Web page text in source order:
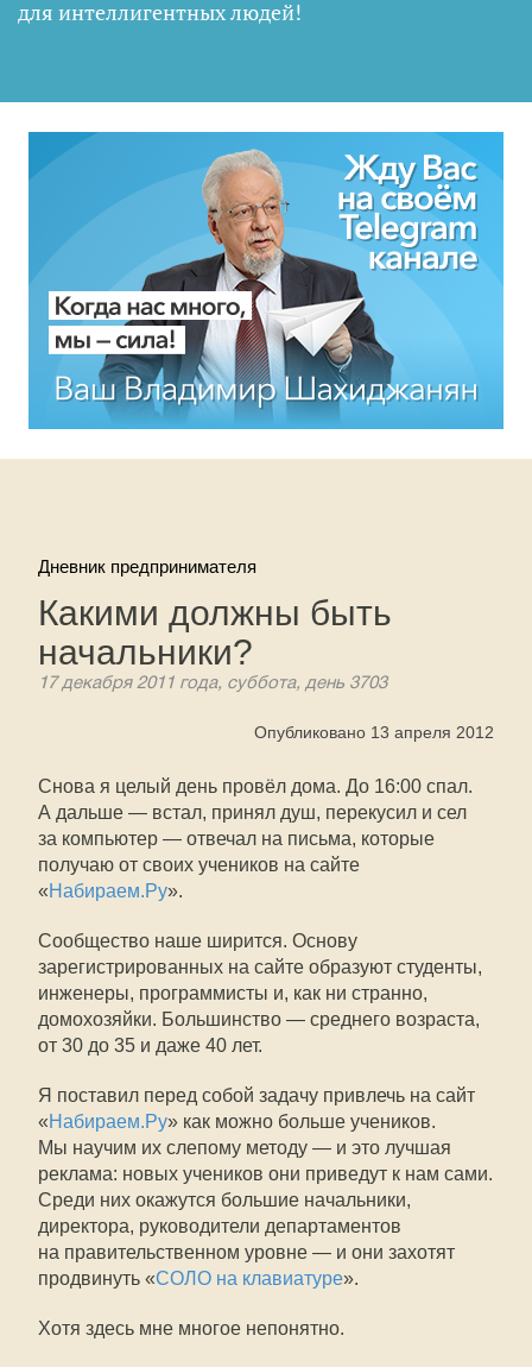
для интеллигентных людей!
Дневник предпринимателя
Какими должны быть
начальники?
17 декабря 2011 года, суббота, день 3703
Опубликовано 13 апреля 2012
Снова я целый день провёл дома. До 16:00 спал.
А дальше — встал, принял душ, перекусил и сел
за компьютер — отвечал на письма, которые
получаю от своих учеников на сайте
«Набираем.Ру».
Сообщество наше ширится. Основу
зарегистрированных на сайте образуют студенты,
инженеры, программисты и, как ни странно,
домохозяйки. Большинство — среднего возраста,
от 30 до 35 и даже 40 лет.
Я поставил перед собой задачу привлечь на сайт
«Набираем.Ру» как можно больше учеников.
Мы научим их слепому методу — и это лучшая
реклама: новых учеников они приведут к нам сами.
Среди них окажутся большие начальники,
директора, руководители департаментов
на правительственном уровне — и они захотят
продвинуть «СОЛО на клавиатуре».
Хотя здесь мне многое непонятно.